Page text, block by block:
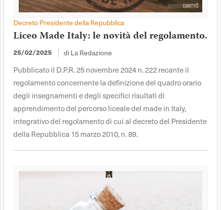
Decreto Presidente della Repubblica
Liceo Made Italy: le novità del regolamento.
25/02/2025 di La Redazione
Pubblicato il D.P.R. 25 novembre 2024 n. 222 recante il
regolamento concernente la definizione del quadro orario
degli insegnamenti e degli specifici risultati di
apprendimento del percorso liceale del made in Italy,
integrativo del regolamento di cui al decreto del Presidente
della Repubblica 15 marzo 2010, n. 89.